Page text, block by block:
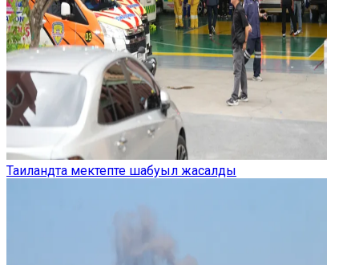
Таиландта мектепте шабуыл жасалды